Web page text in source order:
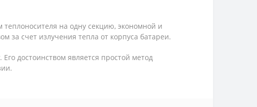
теплоносителя на одну секцию, экономной и
за счет излучения тепла от корпуса батареи.
достоинством является простой метод